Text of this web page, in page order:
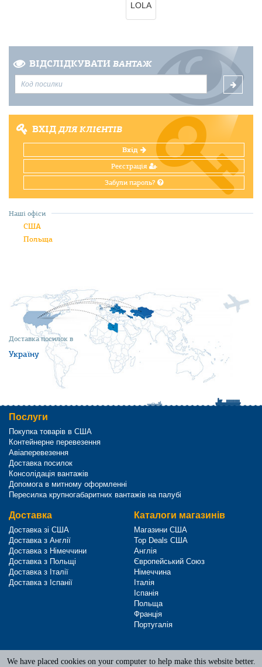
LOLA
ВІДСЛІДКУВАТИ ВАНТАЖ
ВХІДДЛЯ КЛІЄНТІВ
Вхід
Реєстрація
Забули пароль?
Доставка посилок в
Україну
Наші офіси
США
Польща
Послуги
Покупка товарів в США
Контейнерне перевезення
Авіаперевезення
Доставка посилок
Консолідація вантажів
Допомога в митному оформленні
Пересилка крупногабаритних вантажів на палубі
Доставка
Доставка зі США
Доставка з Англії
Доставка з Німеччини
Доставка з Польщі
Доставка з Італії
Доставка з Іспанії
Каталоги магазинів
Магазини США
Top Deals США
Англія
Європейський Союз
Німеччина
Італія
Іспанія
Польща
Франція
Португалія
We have placed cookies on your computer to help make this website better.